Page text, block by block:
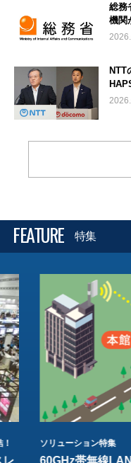
総務
機関
NTT
FEATURE 特集
ソリューション特集